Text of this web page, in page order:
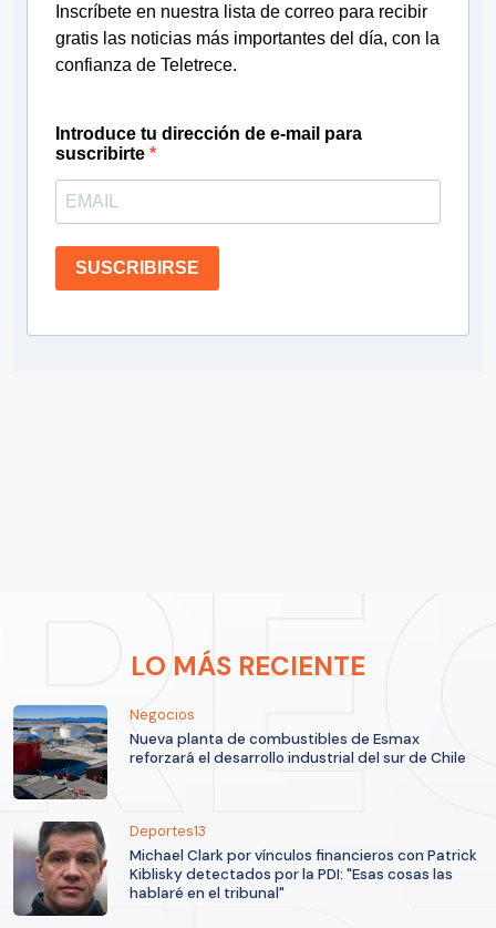
Inscríbete en nuestra lista de correo para recibir
gratis las noticias más importantes del día, con la
confianza de Teletrece.
Introduce tu dirección de e-mail para
suscribirte
SUSCRIBIRSE
LO MÁS RECIENTE
Negocios
Nueva planta de combustibles de Esmax
reforzará el desarrollo industrial del sur de Chile
Deportes13
Michael Clark por vínculos financieros con Patrick
Kiblisky detectados por la PDI: "Esas cosas las
hablaré en el tribunal"